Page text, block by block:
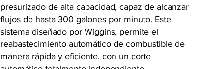
presurizado de alta capacidad, capaz de alcanzar
flujos de hasta 300 galones por minuto. Este
sistema diseñado por Wiggins, permite el
reabastecimiento automático de combustible de
manera rápida y eficiente, con un corte